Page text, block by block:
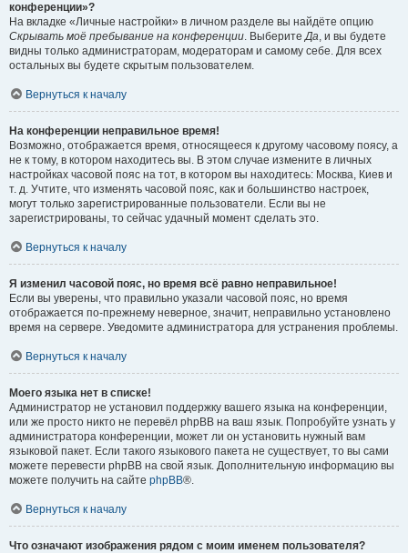
конференции»?
На вкладке «Личные настройки» в личном разделе вы найдёте опцию
Скрывать моё пребывание на конференции. ВыберитеДа, и вы будете
видны только администраторам, модераторам и самому себе. Для всех
остальных вы будете скрытым пользователем.
Вернуться к началу
На конференции неправильное время!
Возможно, отображается время, относящееся к другому часовому поясу, а
не к тому, в котором находитесь вы. В этом случае измените в личных
настройках часовой пояс на тот, в котором вы находитесь: Москва, Киев и
т. д. Учтите, что изменять часовой пояс, как и большинство настроек,
могут только зарегистрированные пользователи. Если вы не
зарегистрированы, то сейчас удачный момент сделать это.
Вернуться к началу
Я изменил часовой пояс, но время всё равно неправильное!
Если вы уверены, что правильно указали часовой пояс, но время
отображается по-прежнему неверное, значит, неправильно установлено
время на сервере. Уведомите администратора для устранения проблемы.
Вернуться к началу
Моего языка нет в списке!
Администратор не установил поддержку вашего языка на конференции,
или же просто никто не перевёл phpBB на ваш язык. Попробуйте узнать у
администратора конференции, может ли он установить нужный вам
языковой пакет. Если такого языкового пакета не существует, то вы сами
можете перевести phpBB на свой язык. Дополнительную информацию вы
можете получить на сайте phpBB®.
Вернуться к началу
Что означают изображения рядом с моим именем пользователя?